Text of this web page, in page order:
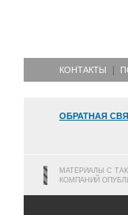
КОНТАКТЫ
ОБРАТНАЯ
МАТЕРИАЛЫ С
КОМПАНИЙ